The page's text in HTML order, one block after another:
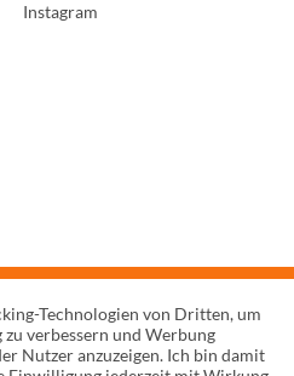
Instagram
Technologien von Dritten, um
verbessern und Werbung
Nutzer anzuzeigen. Ich bin damit